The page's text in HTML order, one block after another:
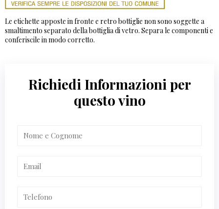
Le etichette apposte in fronte e retro bottiglie non sono soggette a
smaltimento separato della bottiglia di vetro. Separa le componenti e
conferiscile in modo corretto.
Richiedi Informazioni per
questo vino